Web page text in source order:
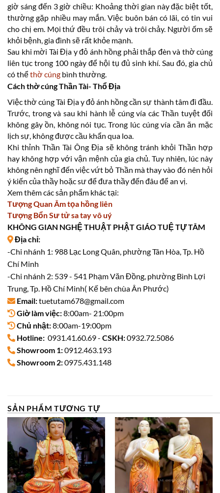
giờ sáng đến 3 giờ chiều: Khoảng thời gian này đặc biệt tốt,
thường gặp nhiều may mắn. Việc buôn bán có lãi, có tin vui
cho chị em. Mọi thứ đều trôi chảy và trôi chảy. Người ốm sẽ
khỏi bệnh, gia đình sẽ rất khỏe mạnh.
Sau khi mời Tài Địa y đỏ ánh hồng phải thắp đèn và thờ cúng
liên tục trong 100 ngày để hội tụ đủ sinh khí. Sau đó, gia chủ
có thểthờ cúng bình thường.
Cách thờ cúng Thần Tài- Thổ Địa
Việc thờ cúng Tài Địa y đỏ ánh hồng cần sự thành tâm đi đầu.
Trước, trong và sau khi hành lễ cúng vía các Thần tuyệt đối
không gây ồn, không nói tục. Trong lúc cúng vía cần ăn mặc
lịch sự, không được cầu khẩn qua loa.
Khi thỉnh Thần Tài Ông Địa sẽ không tránh khỏi Thần hợp
hay không hợp với vận mệnh của gia chủ. Tuy nhiên, lúc này
không nên nghĩ đến việc vứt bỏ Thần mà thay vào đó nên hỏi
ý kiến của thầy hoặc sư để đưa thầy đến đâu để an vị.
Xem thêm các sản phẩm khác tại:
Tượng Quan Âm tọa hồng liên
Tượng Bổn Sư tử sa tay vô uý
KHÔNG GIAN NGHỆ THUẬT PHẬT GIÁO TUỆ TỰ TÂM
Địa chỉ:
-Chi nhánh 1: 988 Lạc Long Quân, phường Tân Hòa, Tp. Hồ
Chí Minh
-Chi nhánh 2: 539 - 541 Phạm Văn Đồng, phường Bình Lợi
Trung, Tp. Hồ Chí Minh( Kế bên chùa Ân Phước)
Email:tuetutam678@gmail.com
Giờ làm việc:8:00am- 21:00pm
Chủ nhật:8:00am-19:00pm
Hotline: 0931.41.60.69 - CSKH:0932.72.5086
Showroom 1:0912.463.193
Showroom 2:0975.431.148
SẢN PHẨM TƯƠNG TỰ